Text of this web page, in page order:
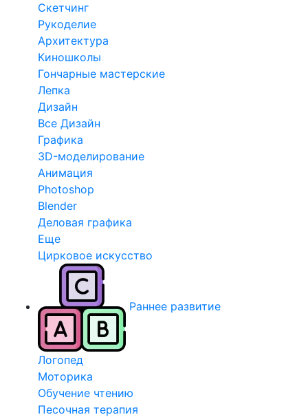
Скетчинг
Рукоделие
Архитектура
Киношколы
Гончарные мастерские
Лепка
Дизайн
Все Дизайн
Графика
3D-моделирование
Анимация
Photoshop
Blender
Деловая графика
Еще
Цирковое искусство
Раннее развитие
Логопед
Моторика
Обучение чтению
Песочная терапия